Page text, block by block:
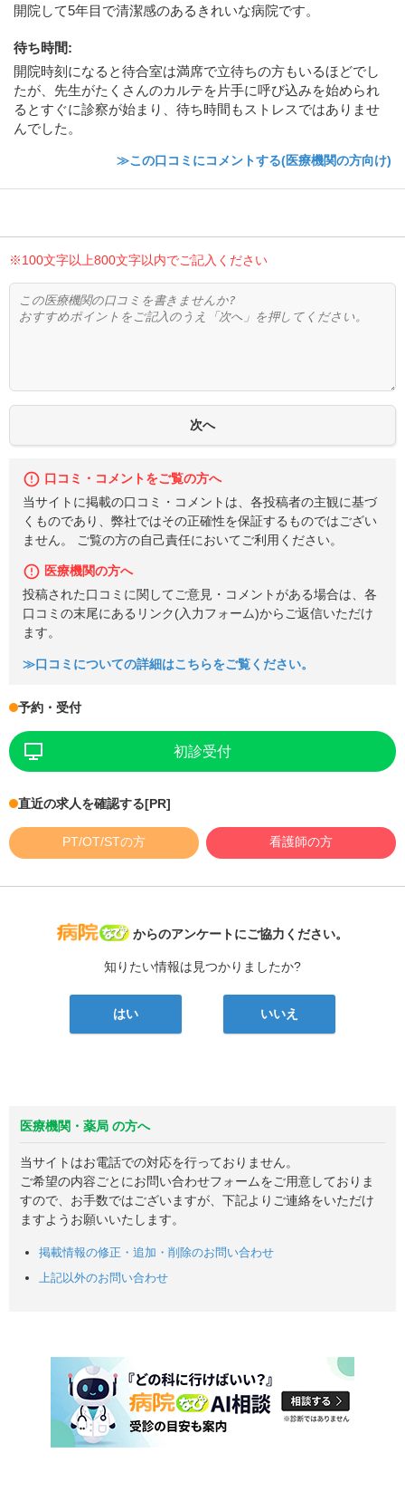
開院して5年目で清潔感のあるきれいな病院です。
待ち時間:
開院時刻になると待合室は満席で立待ちの方もいるほどでし
たが、先生がたくさんのカルテを片手に呼び込みを始められ
るとすぐに診察が始まり、待ち時間もストレスではありませ
んでした。
≫この口コミにコメントする(医療機関の方向け)
※100文字以上800文字以内でご記入ください
口コミ・コメントをご覧の方へ
当サイトに掲載の口コミ・コメントは、各投稿者の主観に基づ
くものであり、弊社ではその正確性を保証するものではござい
ません。 ご覧の方の自己責任においてご利用ください。
医療機関の方へ
投稿された口コミに関してご意見・コメントがある場合は、各
口コミの末尾にあるリンク(入力フォーム)からご返信いただけ
ます。
≫口コミについての詳細はこちらをご覧ください。
予約・受付
初診受付
直近の求人を確認する[PR]
PT/OT/STの方 看護師の方
病院なび
からのアンケートにご協力ください。
知りたい情報は見つかりましたか?
はい いいえ
医療機関・薬局 の方へ
当サイトはお電話での対応を行っておりません。
ご希望の内容ごとにお問い合わせフォームをご用意しておりま
すので、お手数ではございますが、下記よりご連絡をいただけ
ますようお願いいたします。
掲載情報の修正・追加・削除のお問い合わせ
上記以外のお問い合わせ